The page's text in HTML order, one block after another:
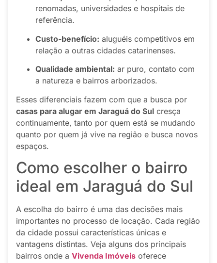
renomadas, universidades e hospitais de
referência.
Custo-benefício: aluguéis competitivos em
relação a outras cidades catarinenses.
Qualidade ambiental: ar puro, contato com
a natureza e bairros arborizados.
Esses diferenciais fazem com que a busca por
casas para alugar em Jaraguá do Sul cresça
continuamente, tanto por quem está se mudando
quanto por quem já vive na região e busca novos
espaços.
Como escolher o bairro
ideal em Jaraguá do Sul
A escolha do bairro é uma das decisões mais
importantes no processo de locação. Cada região
da cidade possui características únicas e
vantagens distintas. Veja alguns dos principais
bairros onde a Vivenda Imóveis oferece